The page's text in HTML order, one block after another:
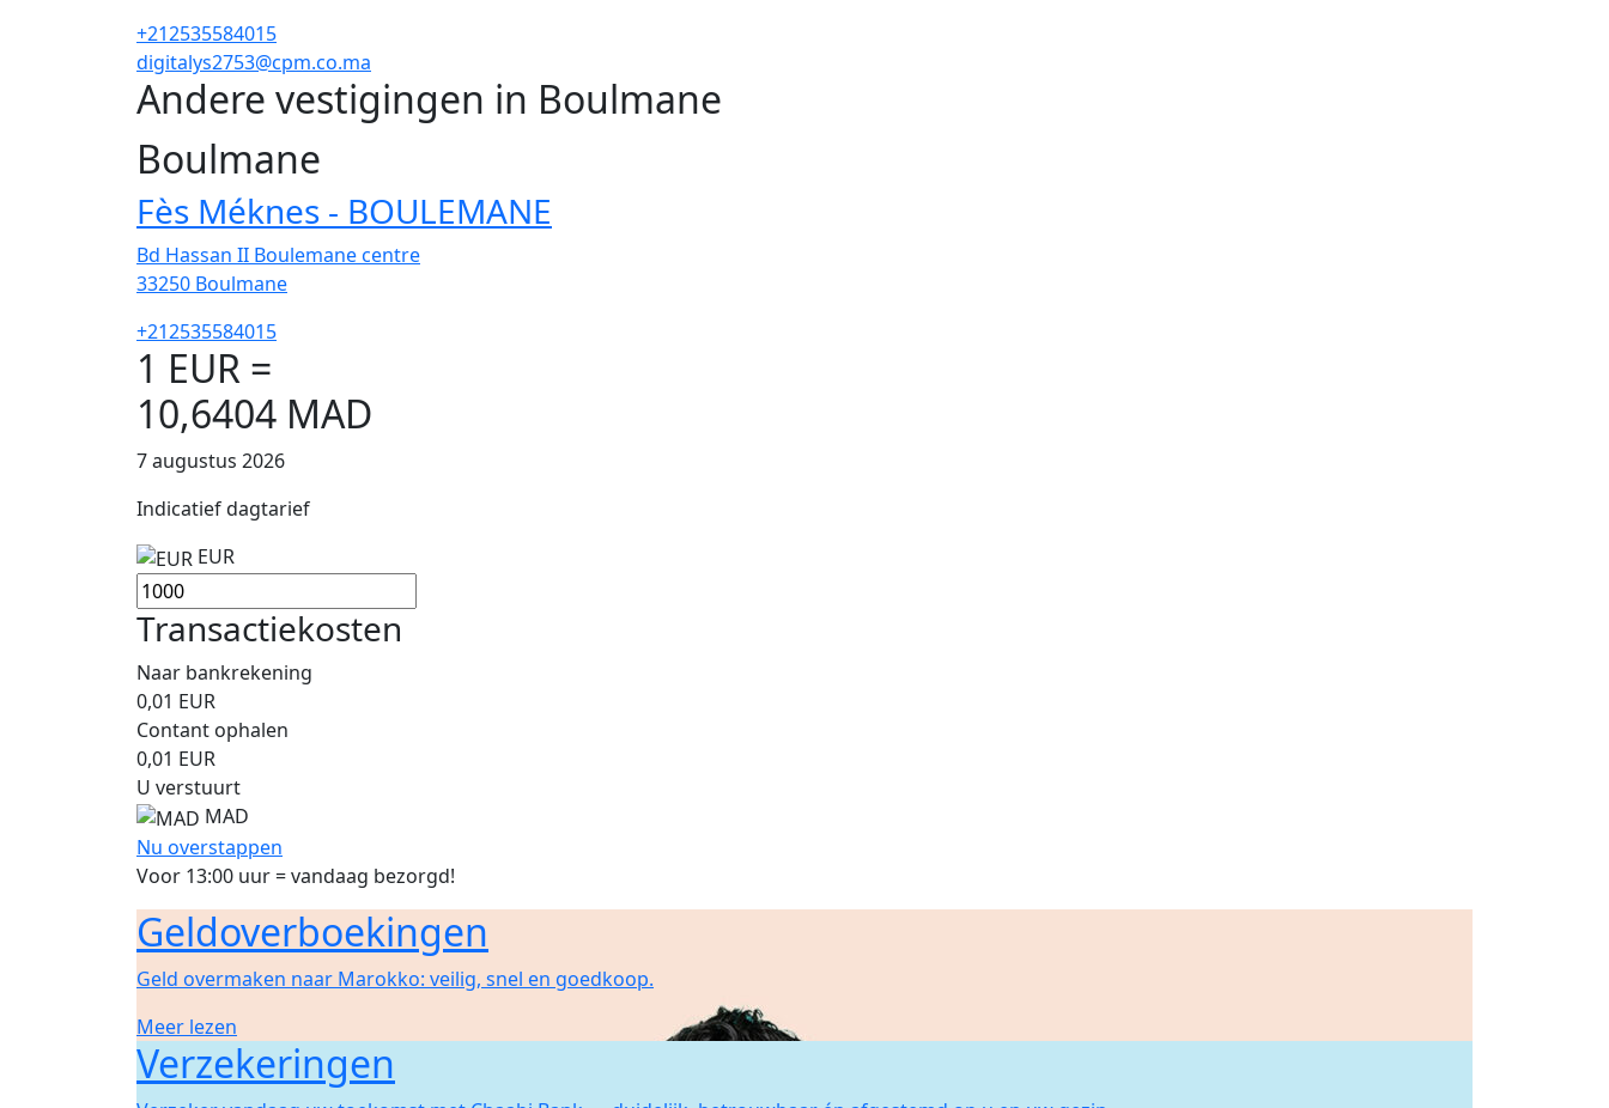
+212535584015
digitalys2753@cpm.co.ma
Andere vestigingen in Boulmane
Boulmane
Fès Méknes - BOULEMANE
Bd Hassan II Boulemane centre
33250 Boulmane
+212535584015
1 EUR =
10,6404 MAD
7 augustus 2026
Indicatief dagtarief
EUR
Transactiekosten
Naar bankrekening
0,01 EUR
Contant ophalen
0,01 EUR
U verstuurt
MAD
Nu overstappen
Voor 13:00 uur = vandaag bezorgd!
Geldoverboekingen
Geld overmaken naar Marokko: veilig, snel en goedkoop.
Meer lezen
Verzekeringen